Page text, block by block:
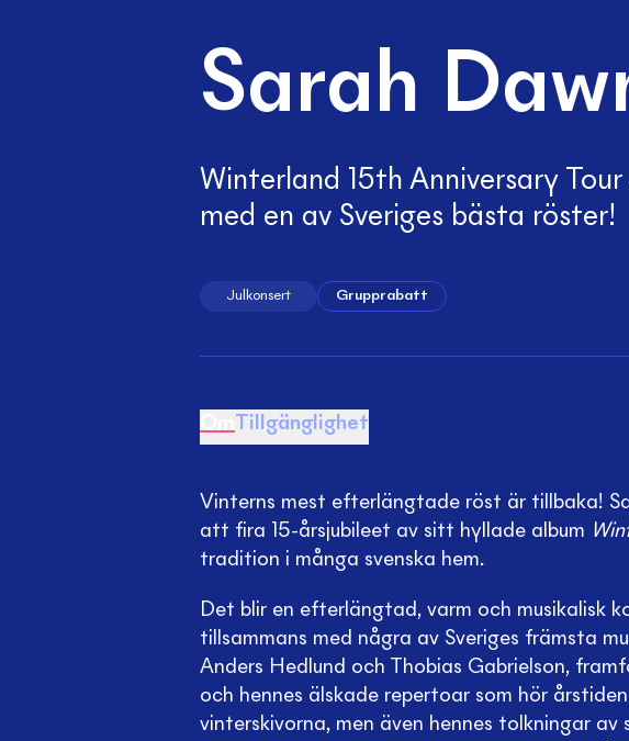
Sarah
Winterland 15th Anniversary
med en av Sveriges bästa röster!
Julkonsert Grupprabatt
Tillgänglighet
Vinterns mest efterlängtade röst är tillbaka!
att fira 15-årsjubileet av sitt hyllade album
tradition i många svenska hem.
Det blir en efterlängtad, varm och musikalisk
tillsammans med några av Sveriges främsta
Anders Hedlund och Thobias Gabrielson,
och hennes älskade repertoar som hör
vinterskivorna, men även hennes tolkningar av